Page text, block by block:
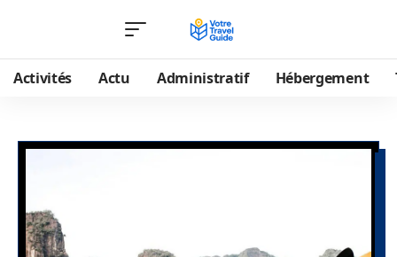
Activités Actu Administratif Hébergement